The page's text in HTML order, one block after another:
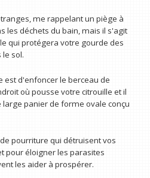
me rappelant un piège à
les déchets du bain, mais il s'agit
qui protégera votre gourde des
sol.
est d'enfoncer le berceau de
où pousse votre citrouille et il
panier de forme ovale conçu
pourriture qui détruisent vos
pour éloigner les parasites
les aider à prospérer.